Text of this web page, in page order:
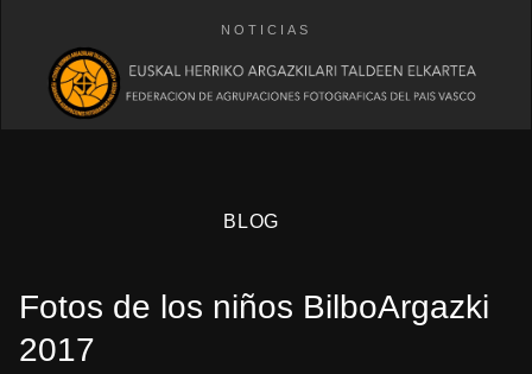
NOTICIAS
BLOG
Fotos de los niños BilboArgazki
2017